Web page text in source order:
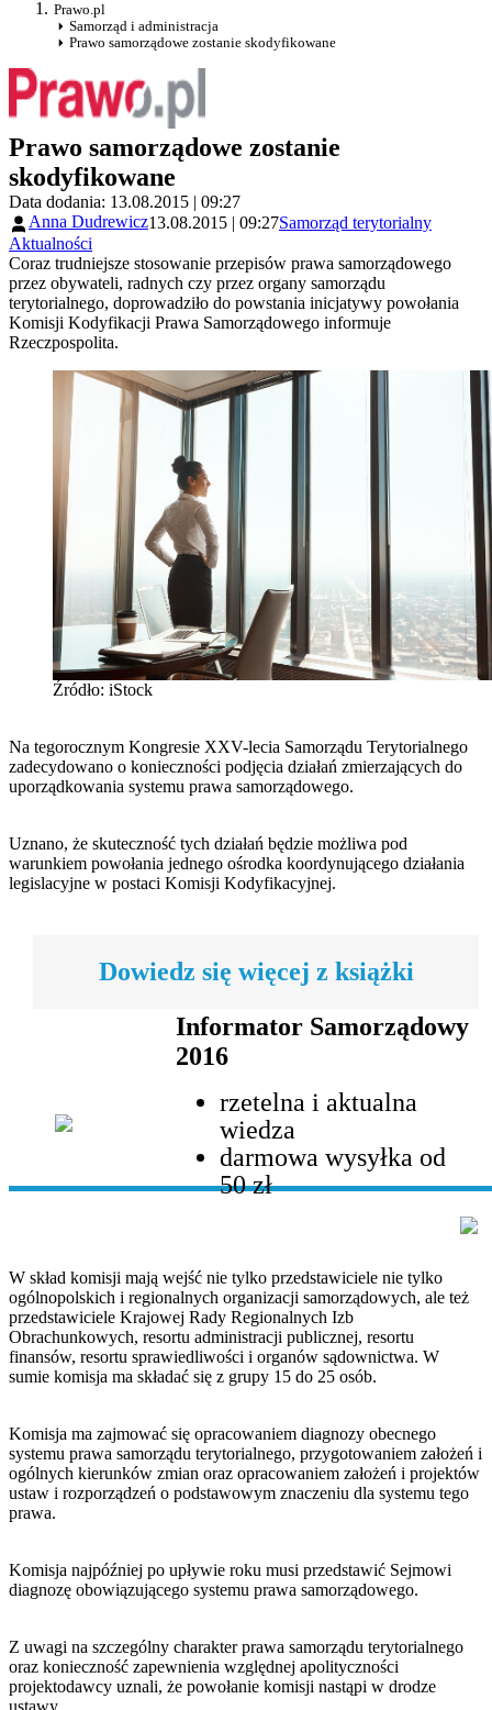
Prawo.pl
Samorząd i administracja
Prawo samorządowe zostanie skodyfikowane
Prawo samorządowe zostanie
skodyfikowane
Data dodania: 13.08.2015 | 09:27
Anna Dudrewicz13.08.2015 | 09:27Samorząd terytorialny
Aktualności
Coraz trudniejsze stosowanie przepisów prawa samorządowego
przez obywateli, radnych czy przez organy samorządu
terytorialnego, doprowadziło do powstania inicjatywy powołania
Komisji Kodyfikacji Prawa Samorządowego informuje
Rzeczpospolita.
Źródło: iStock
Na tegorocznym Kongresie XXV-lecia Samorządu Terytorialnego
zadecydowano o konieczności podjęcia działań zmierzających do
uporządkowania systemu prawa samorządowego.
Uznano, że skuteczność tych działań będzie możliwa pod
warunkiem powołania jednego ośrodka koordynującego działania
legislacyjne w postaci Komisji Kodyfikacyjnej.
Dowiedz się więcej z książki
Informator Samorządowy
2016
rzetelna i aktualna
wiedza
darmowa wysyłka od
50 zł
W skład komisji mają wejść nie tylko przedstawiciele nie tylko
ogólnopolskich i regionalnych organizacji samorządowych, ale też
przedstawiciele Krajowej Rady Regionalnych Izb
Obrachunkowych, resortu administracji publicznej, resortu
finansów, resortu sprawiedliwości i organów sądownictwa. W
sumie komisja ma składać się z grupy 15 do 25 osób.
Komisja ma zajmować się opracowaniem diagnozy obecnego
systemu prawa samorządu terytorialnego, przygotowaniem założeń i
ogólnych kierunków zmian oraz opracowaniem założeń i projektów
ustaw i rozporządzeń o podstawowym znaczeniu dla systemu tego
prawa.
Komisja najpóźniej po upływie roku musi przedstawić Sejmowi
diagnozę obowiązującego systemu prawa samorządowego.
Z uwagi na szczególny charakter prawa samorządu terytorialnego
oraz konieczność zapewnienia względnej apolityczności
projektodawcy uznali, że powołanie komisji nastąpi w drodze
ustawy.